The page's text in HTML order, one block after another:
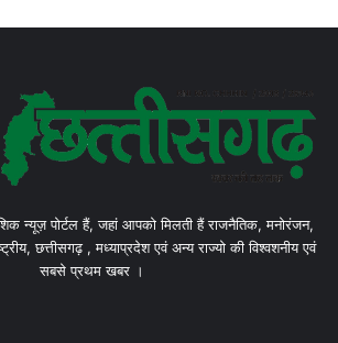
न्यूज़ पोर्टल हैं, जहां आपको मिलती हैं राजनैतिक, मनोरंजन,
छत्तीसगढ़ , मध्याप्रदेश एवं अन्य राज्यो की विश्वशनीय एवं
सबसे प्रथम खबर ।